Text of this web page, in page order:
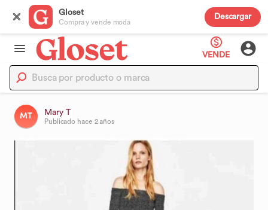
Gloset
Compra y vende moda
Descargar
VENDE
MT Mary T
Publicado hace 2 años